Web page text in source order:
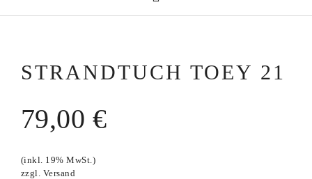
STRANDTUCH TOEY 21
79,00 €
(inkl. 19% MwSt.)
zzgl. Versand